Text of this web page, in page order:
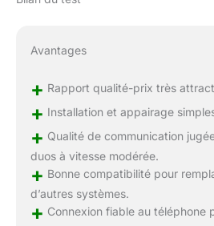
Avantages
+ Rapport qualité-prix très
+ Installation et appairage
+ Qualité de communication
duos à vitesse modérée.
+ Bonne compatibilité pour
d’autres systèmes.
+ Connexion fiable au téléphone